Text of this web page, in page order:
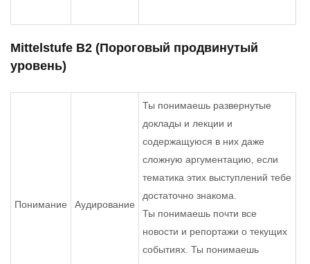
Mittelstufe B2 (Пороговый продвинутый
уровень)
Понимание Аудирование
Ты понимаешь развернутые
доклады и лекции и
содержащуюся в них даже
сложную аргументацию, если
тематика этих выступлений тебе
достаточно знакома.
Ты понимаешь почти все
новости и репортажи о текущих
событиях. Ты понимаешь